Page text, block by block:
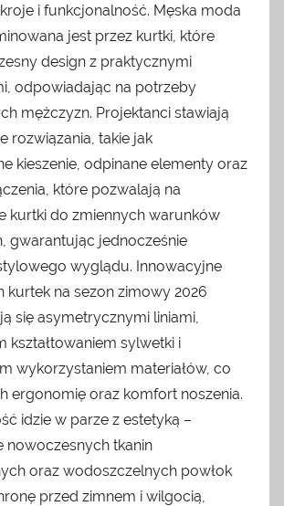
i funkcjonalność. Męska moda
jest przez kurtki, które
design z praktycznymi
odpowiadając na potrzeby
mężczyzn. Projektanci stawiają
rozwiązania, takie jak
kieszenie, odpinane elementy oraz
które pozwalają na
kurtki do zmiennych warunków
gwarantując jednocześnie
wyglądu. Innowacyjne
kurtek na sezon zimowy 2026
się asymetrycznymi liniami,
kształtowaniem sylwetki i
wykorzystaniem materiałów, co
ergonomię oraz komfort noszenia.
idzie w parze z estetyką –
nowoczesnych tkanin
oraz wodoszczelnych powłok
przed zimnem i wilgocią,